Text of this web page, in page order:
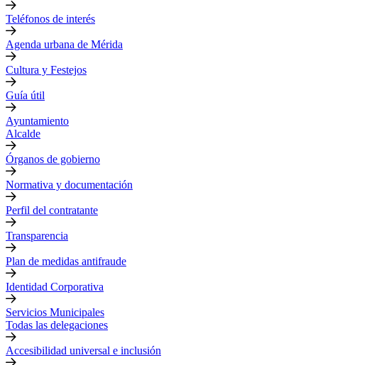
Teléfonos de interés
Agenda urbana de Mérida
Cultura y Festejos
Guía útil
Ayuntamiento
Alcalde
Órganos de gobierno
Normativa y documentación
Perfil del contratante
Transparencia
Plan de medidas antifraude
Identidad Corporativa
Servicios Municipales
Todas las delegaciones
Accesibilidad universal e inclusión